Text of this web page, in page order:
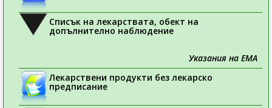
Списък на лекарствата, обект на
допълнително наблюдение
Указания на ЕМА
Лекарствени продукти без лекарско
предписание